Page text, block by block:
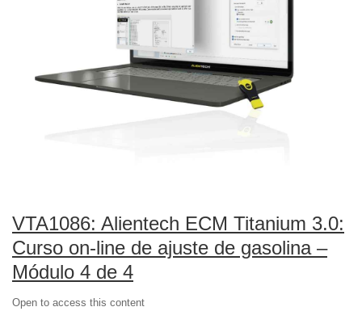
VTA1086: Alientech ECM Titanium 3.0:
Curso on-line de ajuste de gasolina –
Módulo 4 de 4
Open to access this content